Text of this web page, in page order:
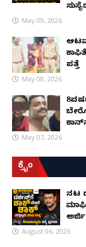
May 09, 2026
ಪತ್ತೆ
May 08, 2026
May 07, 2026
ಕ್ರೈಂ
ನಟ
ಮಾಫಿ
August 06, 2026